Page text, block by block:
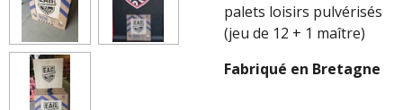
palets loisirs pulvérisés
(jeu de 12 + 1 maître)
Fabriqué en Bretagne